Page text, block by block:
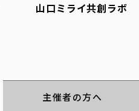
山口ミライ共創ラボ
主催者の方へ